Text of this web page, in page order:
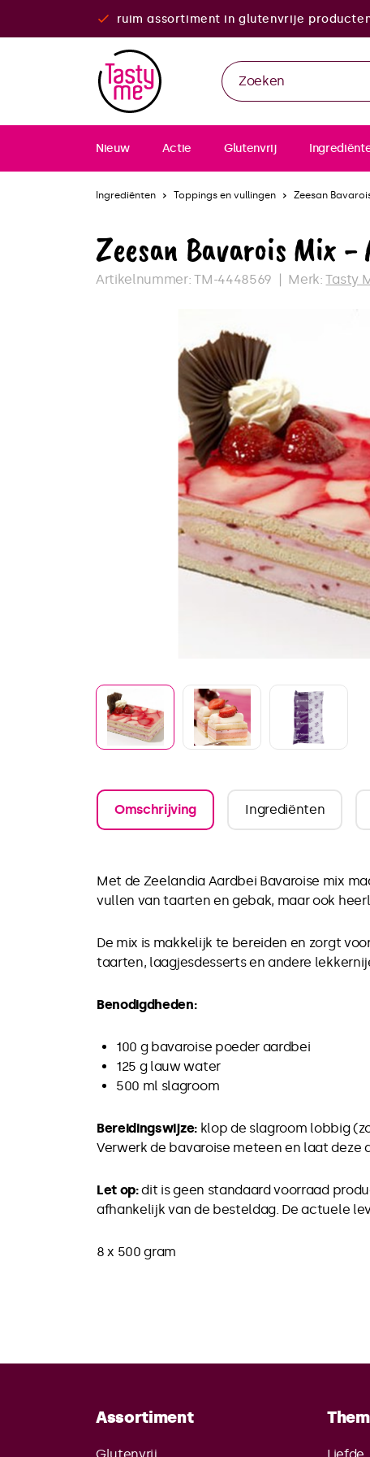
ruim assortiment in glutenvrije
Nieuw Actie Glutenvrij
Ingrediënten Toppings en vullingen Zeesan
Zeesan Bavarois Mix -
Artikelnummer:TM-4448569 Merk:Tasty
Omschrijving Ingrediënten
Met de Zeelandia Aardbei Bavaroise mix
vullen van taarten en gebak, maar ook
De mix is makkelijk te bereiden en zorgt
taarten, laagjesdesserts en andere
Benodigdheden:
100 g bavaroise poeder aardbei
125 g lauw water
500 ml slagroom
Bereidingswijze: klop de slagroom lobbig
Verwerk de bavaroise meteen en laat deze
Let op:dit is geen standaard voorraad
afhankelijk van de besteldag. De actuele
8 x 500 gram
Assortiment